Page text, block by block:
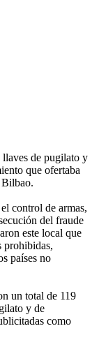
de pugilato y
que ofertaba
Bilbao.
control de armas,
del fraude
este local que
prohibidas,
países no
un total de 119
y de
como